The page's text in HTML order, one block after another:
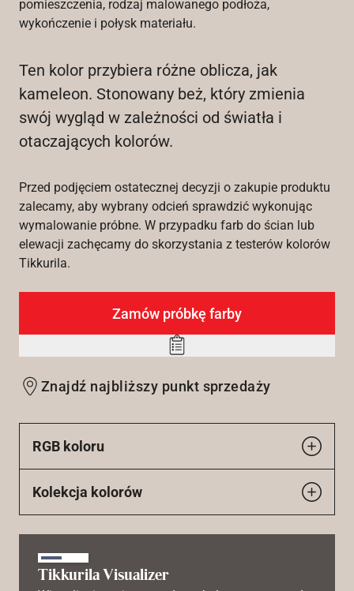
pomieszczenia, rodzaj malowanego podłoża,
wykończenie i połysk materiału.
Ten kolor przybiera różne oblicza, jak
kameleon. Stonowany beż, który zmienia
swój wygląd w zależności od światła i
otaczających kolorów.
Przed podjęciem ostatecznej decyzji o zakupie produktu
zalecamy, aby wybrany odcień sprawdzić wykonując
wymalowanie próbne. W przypadku farb do ścian lub
elewacji zachęcamy do skorzystania z testerów kolorów
Tikkurila.
Zamów próbkę farby
Add
wishlist
Znajdź najbliższy punkt sprzedaży
RGB koloru
Kolekcja kolorów
Tikkurila Visualizer